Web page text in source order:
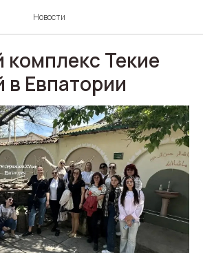
Новости
Текие
Евпатории